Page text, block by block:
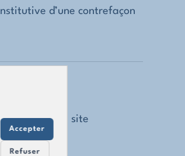
Accepter
Refuser
d’une contrefaçon
l’accès au site